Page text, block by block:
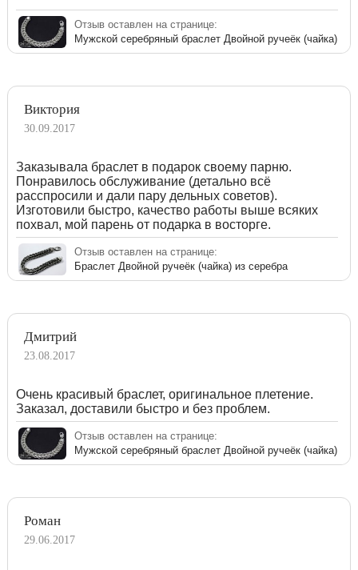
Отзыв оставлен на странице:
Мужской серебряный браслет Двойной ручеёк (чайка)
Виктория
30.09.2017
Заказывала браслет в подарок своему парню.
Понравилось обслуживание (детально всё
расспросили и дали пару дельных советов).
Изготовили быстро, качество работы выше всяких
похвал, мой парень от подарка в восторге.
Отзыв оставлен на странице:
Браслет Двойной ручеёк (чайка) из серебра
Дмитрий
23.08.2017
Очень красивый браслет, оригинальное плетение.
Заказал, доставили быстро и без проблем.
Отзыв оставлен на странице:
Мужской серебряный браслет Двойной ручеёк (чайка)
Роман
29.06.2017